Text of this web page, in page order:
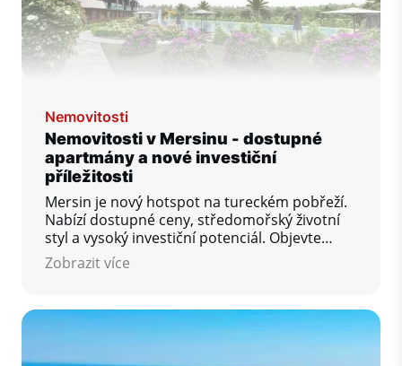
Nemovitosti
Nemovitosti v Mersinu - dostupné
apartmány a nové investiční
příležitosti
Mersin je nový hotspot na tureckém pobřeží.
Nabízí dostupné ceny, středomořský životní
styl a vysoký investiční potenciál. Objevte
nemovitosti v Mersinu.
Zobrazit více